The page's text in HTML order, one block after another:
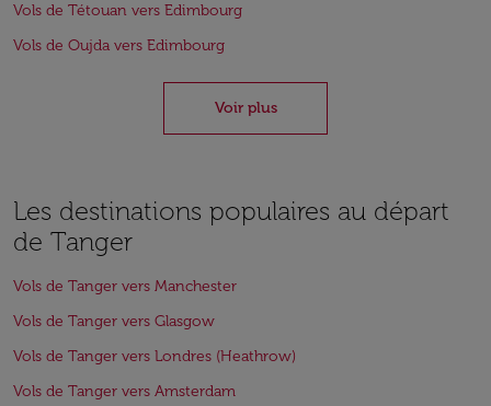
Vols de Tétouan vers Edimbourg
Vols de Oujda vers Edimbourg
Voir plus
Les destinations populaires au départ
de Tanger
Vols de Tanger vers Manchester
Vols de Tanger vers Glasgow
Vols de Tanger vers Londres (Heathrow)
Vols de Tanger vers Amsterdam